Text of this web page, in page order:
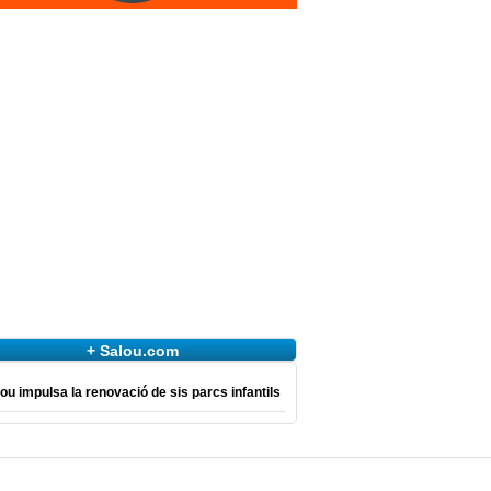
+ Salou.com
impulsa la renovació de sis parcs infantils